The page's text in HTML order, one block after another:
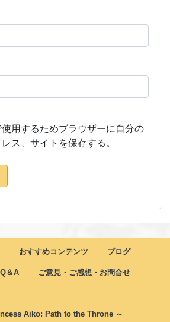
用するためブラウザーに自分の
ス、サイトを保存する。
おすすめコンテンツ ブログ
＆A ご意見・ご感想・お問合せ
Aiko: Path to the Throne ～